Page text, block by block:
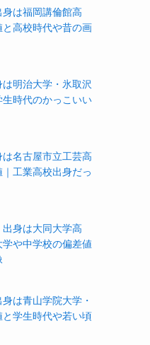
は福岡講倫館高
高校時代や昔の画
明治大学・氷取沢
時代のかっこいい
名古屋市立工芸高
工業高校出身だっ
身は大同大学高
や中学校の偏差値
は青山学院大学・
学生時代や若い頃